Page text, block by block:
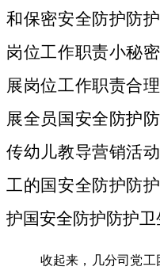
和保密安全防护防
岗位工作职责小秘
展岗位工作职责合
展全员国安全防护
传幼儿教导营销活
工的国安全防护防
护国安全防护防护卫
收起来，几分司党工